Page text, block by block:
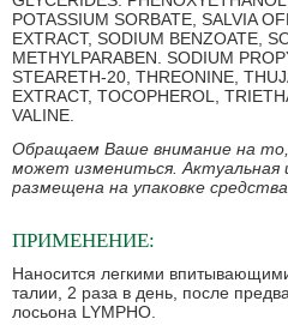
POTASSIUM SORBATE, SALVIA
EXTRACT, SODIUM BENZOATE,
METHYLPARABEN. SODIUM
STEARETH-20, THREONINE,
EXTRACT, TOCOPHEROL,
VALINE.
Обращаем Ваше внимание на
может измениться. Актуальная
размещена на упаковке
ПРИМЕНЕНИЕ:
Наносится легкими
талии, 2 раза в день, после
лосьона LYMPHO.